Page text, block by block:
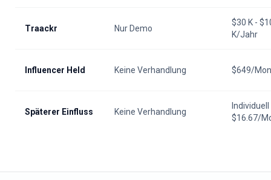
Traackr Nur Demo
$30 K -
K/Jahr
Influencer Held Keine Verhandlung $649/
Späterer Einfluss Keine Verhandlung
$16.67/